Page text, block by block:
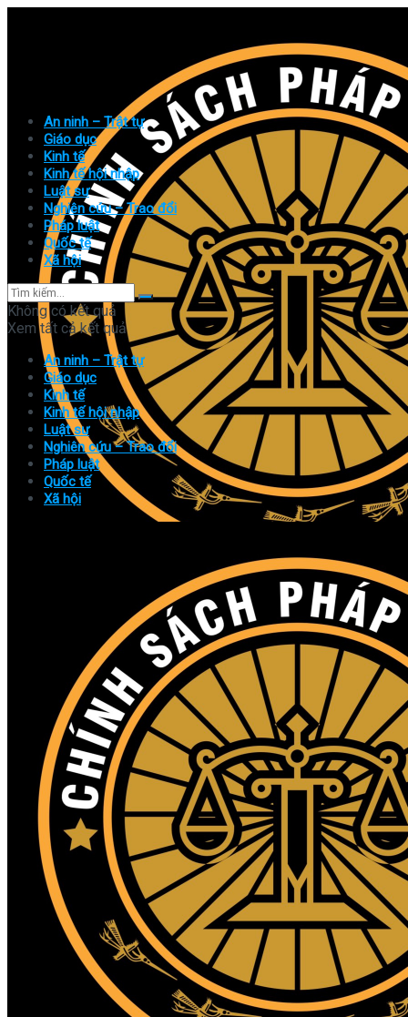
An ninh – Trật tự
Giáo dục
Kinh tế
Kinh tế hội nhập
Luật sư
Nghiên cứu – Trao đổi
Pháp luật
Quốc tế
Xã hội
Không có kết quả
Xem tất cả kết quả
An ninh – Trật tự
Giáo dục
Kinh tế
Kinh tế hội nhập
Luật sư
Nghiên cứu – Trao đổi
Pháp luật
Quốc tế
Xã hội